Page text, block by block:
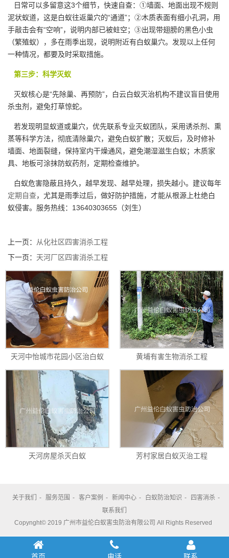
日常可以多留意这3个细节，快速自查：①墙面、地面出现不规则
泥状蚁道，这是白蚁往返巢穴的“通道”；②木质表面有细小孔洞，用
手敲击会有“空响”，说明内部已被蛀空；③出现带翅膀的黑色小虫
（繁殖蚁），多在雨季出现，说明附近有白蚁巢穴。发现以上任何
一种情况，都要及时采取措施。
第三步：科学灭蚁
灭蚁核心是“先除巢、再预防”，白云白蚁灭治机构不建议盲目使用
杀虫剂，避免打草惊蛇。
若发现明显蚁道或巢穴，优先联系专业灭蚁团队，采用诱杀剂、熏
蒸等科学方法，彻底清除巢穴，避免白蚁扩散；灭蚁后，及时修补
墙面、地面裂缝，保持室内干燥通风，避免潮湿滋生白蚁；木质家
具、地板可涂抹防蚁药剂，定期检查维护。
白蚁危害隐蔽且持久，越早发现、越早处理，损失越小。建议每年
定期自查，尤其是雨季过后，做好防护措施，才能从根源上杜绝白
蚁侵害。服务热线：13640303655（刘生）
上一页：
从化社区四害消杀工程
下一页： 天河厂区四害消杀工程
天河中怡城市花园小区治白蚁 黄埔有害生物消杀工程
天河房屋杀灭白蚁 芳村家居白蚁灭治工程
关于我们 - 服务范围 - 客户案例 - 新闻中心 - 白蚁防治知识 - 四害消杀 -
联系我们
Copynght© 2019 广州市益伦白蚁害虫防治有限公司 All Rights Reserved